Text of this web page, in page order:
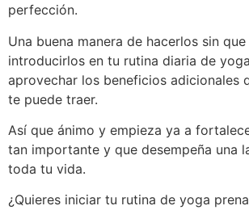
perfección.
Una buena manera de hacerlos sin
introducirlos en tu rutina diaria de
aprovechar los beneficios adicionales
te puede traer.
Así que ánimo y empieza ya a
tan importante y que desempeña una
toda tu vida.
¿Quieres iniciar tu rutina de yoga